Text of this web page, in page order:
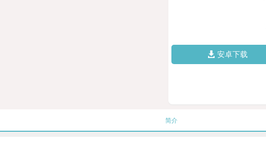
安卓下载
简介